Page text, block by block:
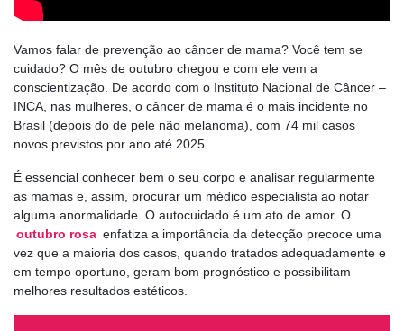
Vamos falar de prevenção ao câncer de mama? Você tem se
cuidado? O mês de outubro chegou e com ele vem a
conscientização. De acordo com o Instituto Nacional de Câncer –
INCA, nas mulheres, o câncer de mama é o mais incidente no
Brasil (depois do de pele não melanoma), com 74 mil casos
novos previstos por ano até 2025.
É essencial conhecer bem o seu corpo e analisar regularmente
as mamas e, assim, procurar um médico especialista ao notar
alguma anormalidade. O autocuidado é um ato de amor. O
outubro rosa enfatiza a importância da detecção precoce uma
vez que a maioria dos casos, quando tratados adequadamente e
em tempo oportuno, geram bom prognóstico e possibilitam
melhores resultados estéticos.